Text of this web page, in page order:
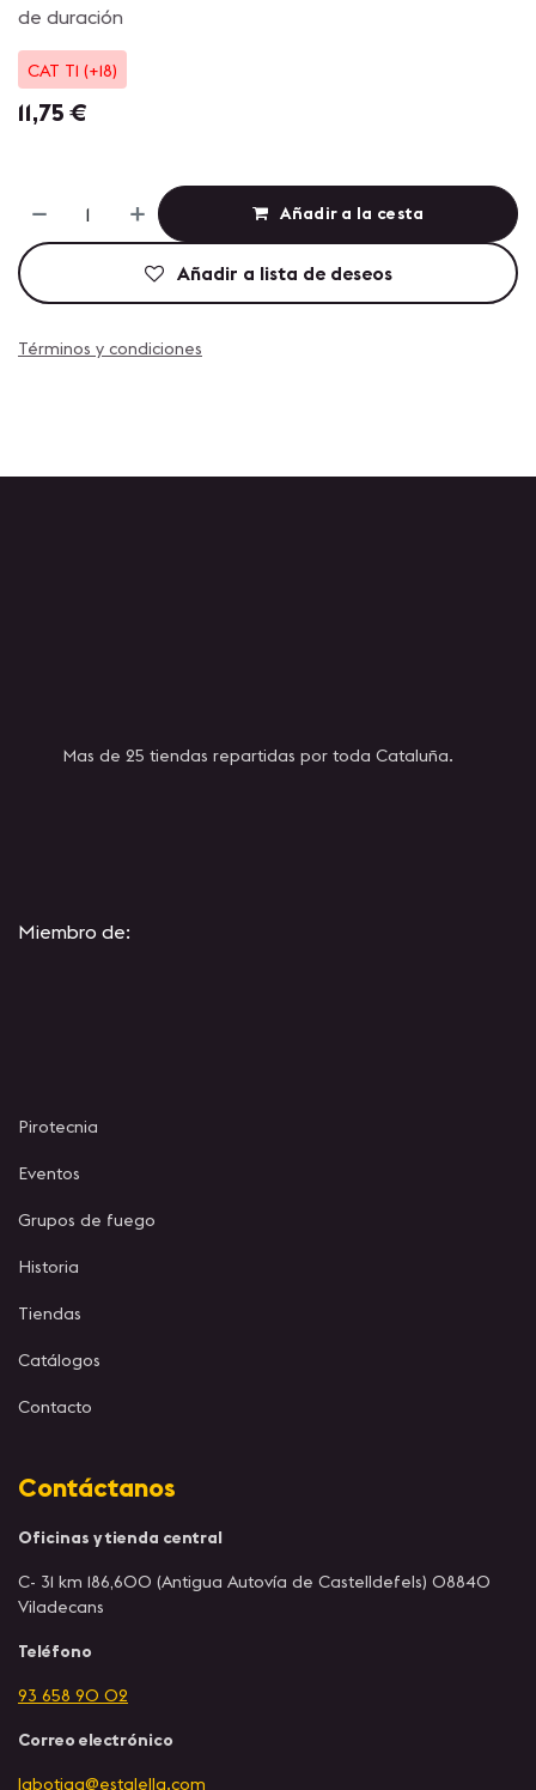
de duración
CAT T1 (+18)
11,75 €
Añadir a la cesta
Añadir a lista de deseos
Términos y condiciones
Mas de 25 tiendas repartidas por toda Cataluña.
Miembro de:
Pirotecnia
Eventos
Grupos de fuego
Historia
Tiendas
Catálogos
Contacto
Contáctanos
Oficinas y tienda central
C- 31 km 186,600 (Antigua Autovía de Castelldefels) 08840
Viladecans
Teléfono
93 658 90 02
Correo electrónico
labotiga@estalella.com